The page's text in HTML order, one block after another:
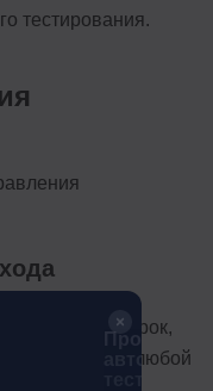
тестирования.
набор проверок,
любой